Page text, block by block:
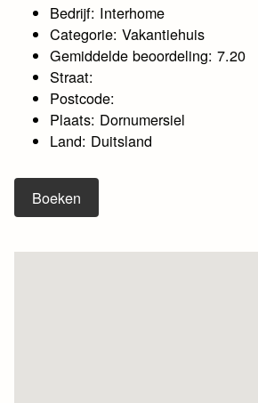
Bedrijf: Interhome
Categorie: Vakantiehuis
Gemiddelde beoordeling: 7.20
Straat:
Postcode:
Plaats: Dornumersiel
Land: Duitsland
Boeken